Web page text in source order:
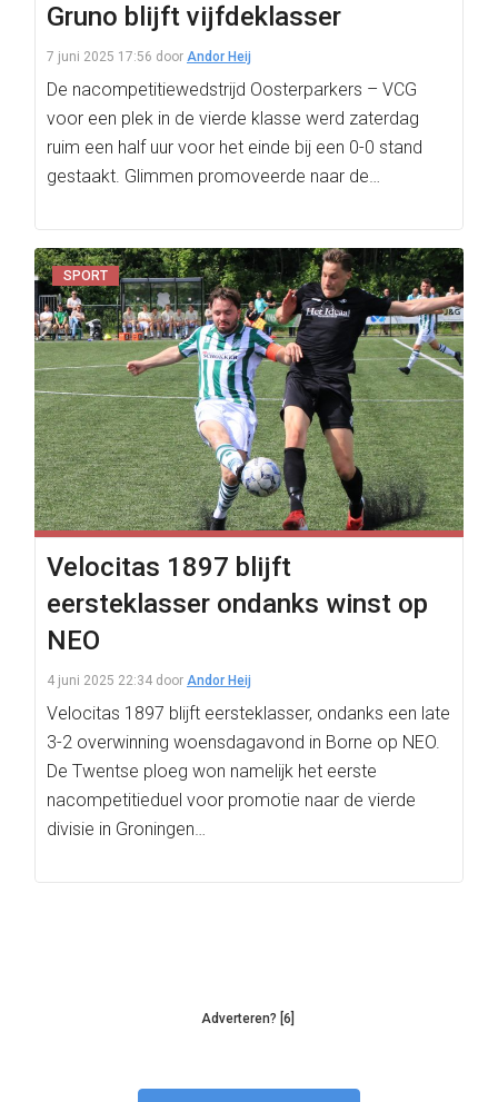
Gruno blijft vijfdeklasser
7 juni 2025 17:56 door Andor Heij
De nacompetitiewedstrijd Oosterparkers – VCG
voor een plek in de vierde klasse werd zaterdag
ruim een half uur voor het einde bij een 0-0 stand
gestaakt. Glimmen promoveerde naar de…
SPORT
Velocitas 1897 blijft
eersteklasser ondanks winst op
NEO
4 juni 2025 22:34 door Andor Heij
Velocitas 1897 blijft eersteklasser, ondanks een late
3-2 overwinning woensdagavond in Borne op NEO.
De Twentse ploeg won namelijk het eerste
nacompetitieduel voor promotie naar de vierde
divisie in Groningen…
Adverteren? [6]